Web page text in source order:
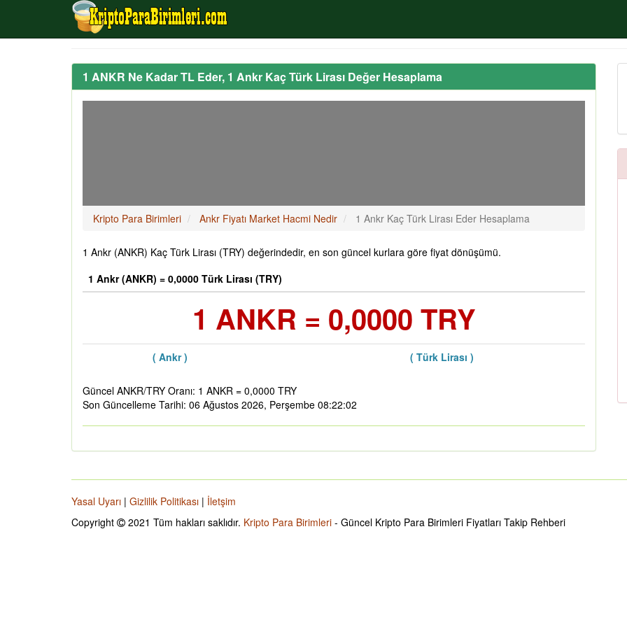
1 ANKR Ne Kadar TL Eder, 1 Ankr Kaç Türk Lirası Değer Hesaplama
Kripto Para Birimleri Ankr Fiyatı Market Hacmi Nedir 1 Ankr Kaç Türk Lirası Eder Hesaplama
1 Ankr (ANKR) Kaç Türk Lirası (TRY) değerindedir, en son güncel kurlara göre fiyat dönüşümü.
1 Ankr (ANKR) = 0,0000 Türk Lirası (TRY)
1 ANKR = 0,0000 TRY
( Ankr ) ( Türk Lirası )
Güncel ANKR/TRY Oranı: 1 ANKR = 0,0000 TRY
Son Güncelleme Tarihi: 06 Ağustos 2026, Perşembe 08:22:02
Yasal Uyarı | Gizlilik Politikası | İletşim
Copyright
2021 Tüm hakları saklıdır. Kripto Para Birimleri - Güncel Kripto Para Birimleri Fiyatları Takip Rehberi